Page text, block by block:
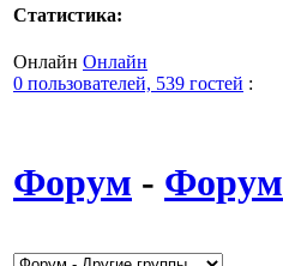
Статистика:
Онлайн Онлайн
0 пользователей, 539 гостей :
Форум - Форум